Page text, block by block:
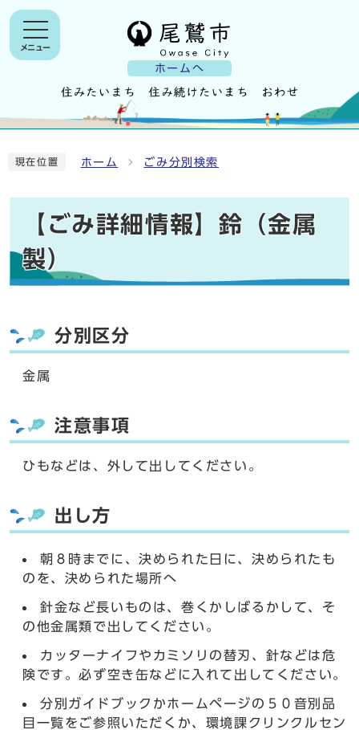
ホームへ
メニュー
現在位置 ホーム ごみ分別検索
【ごみ詳細情報】鈴（金属
製）
分別区分
金属
注意事項
ひもなどは、外して出してください。
出し方
朝８時までに、決められた日に、決められたも
のを、決められた場所へ
針金など長いものは、巻くかしばるかして、そ
の他金属類で出してください。
カッターナイフやカミソリの替刃、針などは危
険です。必ず空き缶などに入れて出してください。
分別ガイドブックかホームページの５０音別品
目一覧をご参照いただくか、環境課クリンクルセン